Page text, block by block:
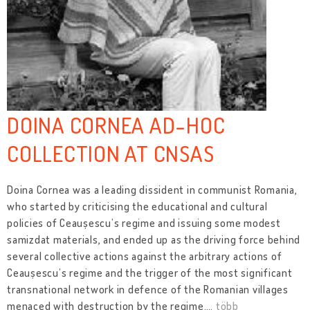
DOINA CORNEA AD-HOC
COLLECTION AT CNSAS
Doina Cornea was a leading dissident in communist Romania,
who started by criticising the educational and cultural
policies of Ceaușescu’s regime and issuing some modest
samizdat materials, and ended up as the driving force behind
several collective actions against the arbitrary actions of
Ceaușescu’s regime and the trigger of the most significant
transnational network in defence of the Romanian villages
menaced with destruction by the regime.… több